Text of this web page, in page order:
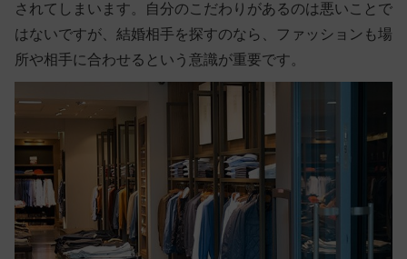
されてしまいます。
自分のこだわりがあるのは悪いことで
はないですが、結婚相手を探すのなら、ファッションも場
所や相手に合わせるという意識が重要です。